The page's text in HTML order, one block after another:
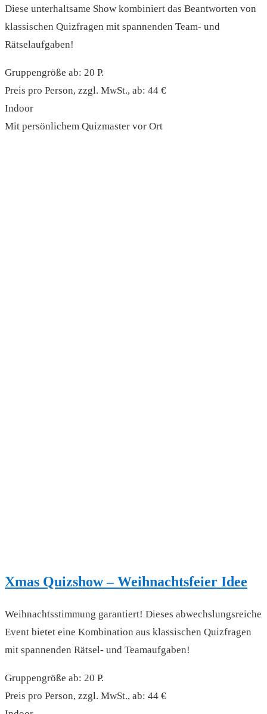
Diese unterhaltsame Show kombiniert das Beantworten von
klassischen Quizfragen mit spannenden Team- und
Rätselaufgaben!
Gruppengröße ab: 20 P.
Preis pro Person, zzgl. MwSt., ab: 44 €
Indoor
Mit persönlichem Quizmaster vor Ort
Xmas Quizshow – Weihnachtsfeier Idee
Weihnachtsstimmung garantiert! Dieses abwechslungsreiche
Event bietet eine Kombination aus klassischen Quizfragen
mit spannenden Rätsel- und Teamaufgaben!
Gruppengröße ab: 20 P.
Preis pro Person, zzgl. MwSt., ab: 44 €